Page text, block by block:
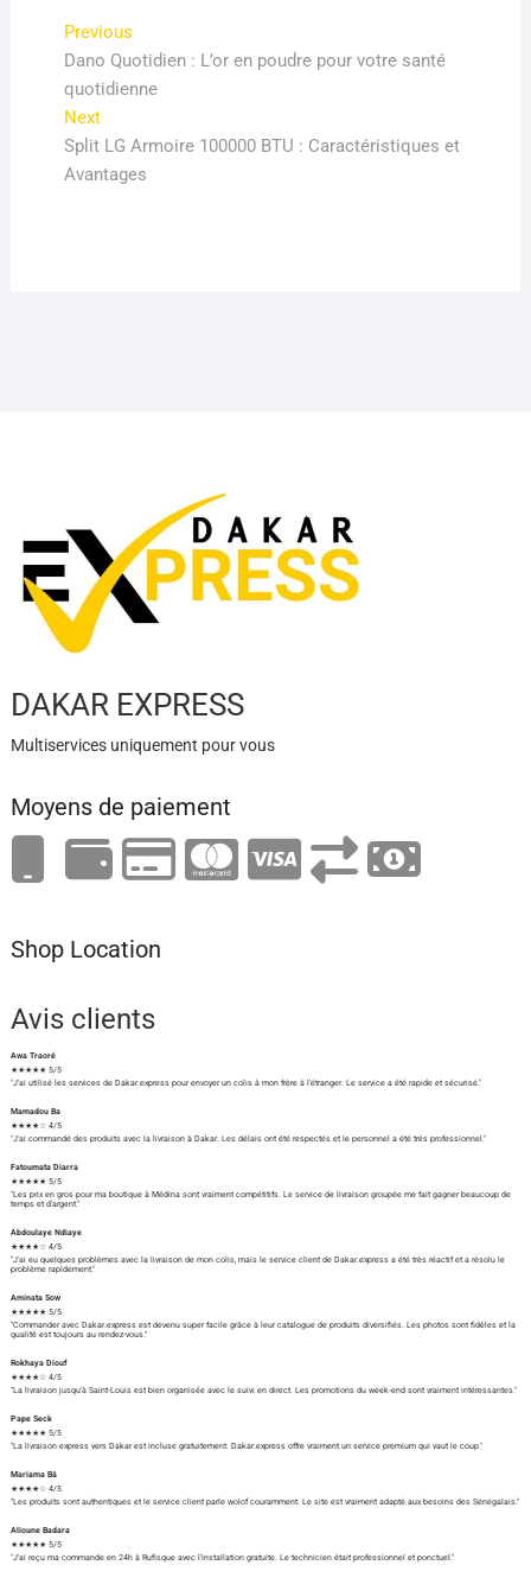
Navigation
de
l’article
PreviousPrevious
post:
Dano Quotidien : L’or en poudre pour votre santé
quotidienne
NextNext
post:
Split LG Armoire 100000 BTU : Caractéristiques et
Avantages
DAKAR EXPRESS
Multiservices uniquement pour vous
Moyens de paiement
Shop Location
Avis clients
Awa Traoré
★★★★★ 5/5
"J'ai utilisé les services de Dakar.express pour envoyer un colis à mon frère à l'étranger. Le service a été rapide et sécurisé."
Mamadou Ba
★★★★☆ 4/5
"J'ai commandé des produits avec la livraison à Dakar. Les délais ont été respectés et le personnel a été très professionnel."
Fatoumata Diarra
★★★★★ 5/5
"Les prix en gros pour ma boutique à Médina sont vraiment compétitifs. Le service de livraison groupée me fait gagner beaucoup de
temps et d'argent."
Abdoulaye Ndiaye
★★★★☆ 4/5
"J'ai eu quelques problèmes avec la livraison de mon colis, mais le service client de Dakar.express a été très réactif et a résolu le
problème rapidement."
Aminata Sow
★★★★★ 5/5
"Commander avec Dakar.express est devenu super facile grâce à leur catalogue de produits diversifiés. Les photos sont fidèles et la
qualité est toujours au rendez-vous."
Rokhaya Diouf
★★★★☆ 4/5
"La livraison jusqu'à Saint-Louis est bien organisée avec le suivi en direct. Les promotions du week-end sont vraiment intéressantes."
Pape Seck
★★★★★ 5/5
"La livraison express vers Dakar est incluse gratuitement. Dakar.express offre vraiment un service premium qui vaut le coup."
Mariama Bâ
★★★★☆ 4/5
"Les produits sont authentiques et le service client parle wolof couramment. Le site est vraiment adapté aux besoins des Sénégalais."
Alioune Badara
★★★★★ 5/5
"J'ai reçu ma commande en 24h à Rufisque avec l'installation gratuite. Le technicien était professionnel et ponctuel."